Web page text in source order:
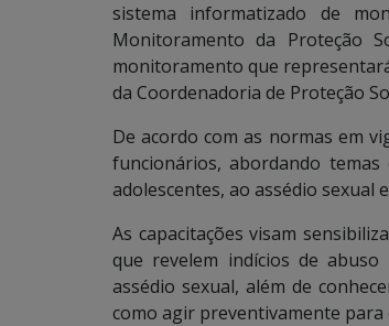
sistema informatizado de
Monitoramento da Proteção
monitoramento que
da Coordenadoria de Proteção
De acordo com as normas em
funcionários, abordando
adolescentes, ao assédio sexual
As capacitações visam
que revelem indícios de abuso
assédio sexual, além de
como agir preventivamente